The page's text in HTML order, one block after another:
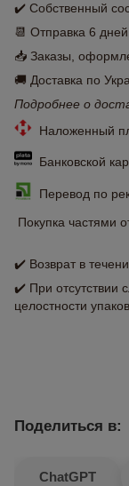
✔️ Собственный
📆 Отправка 6
📥 Заказы,
🚚 Доставка по
Подробнее о
Наложенный
Банковской
Перевод по
Покупка частями
✔️ Возврат в
✔️ При отсутствии
целостности
Поделиться в:
ChatGPT